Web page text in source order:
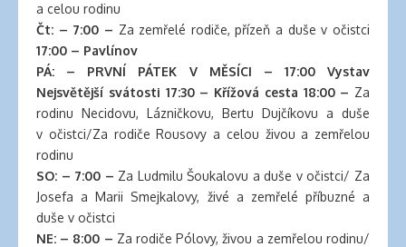
auckland
clothes
extensions
walmart
banana
a celou rodinu
Čt: – 7:00 – Za zemřelé rodiče, přízeň a duše v očistci
17:00 – Pavlínov
PÁ: – PRVNÍ PÁTEK V MĚSÍCI – 17:00 Vystav
Nejsvětější svátosti 17:30 – Křížová cesta 18:00 – Za
rodinu Necidovu, Lázničkovu, Bertu Dujčíkovu a duše
v očistci/Za rodiče Rousovy a celou živou a zemřelou
rodinu
SO: – 7:00 – Za Ludmilu Šoukalovu a duše v očistci/ Za
Josefa a Marii Smejkalovy, živé a zemřelé příbuzné a
duše v očistci
NE: – 8:00 – Za rodiče Pólovy, živou a zemřelou rodinu/